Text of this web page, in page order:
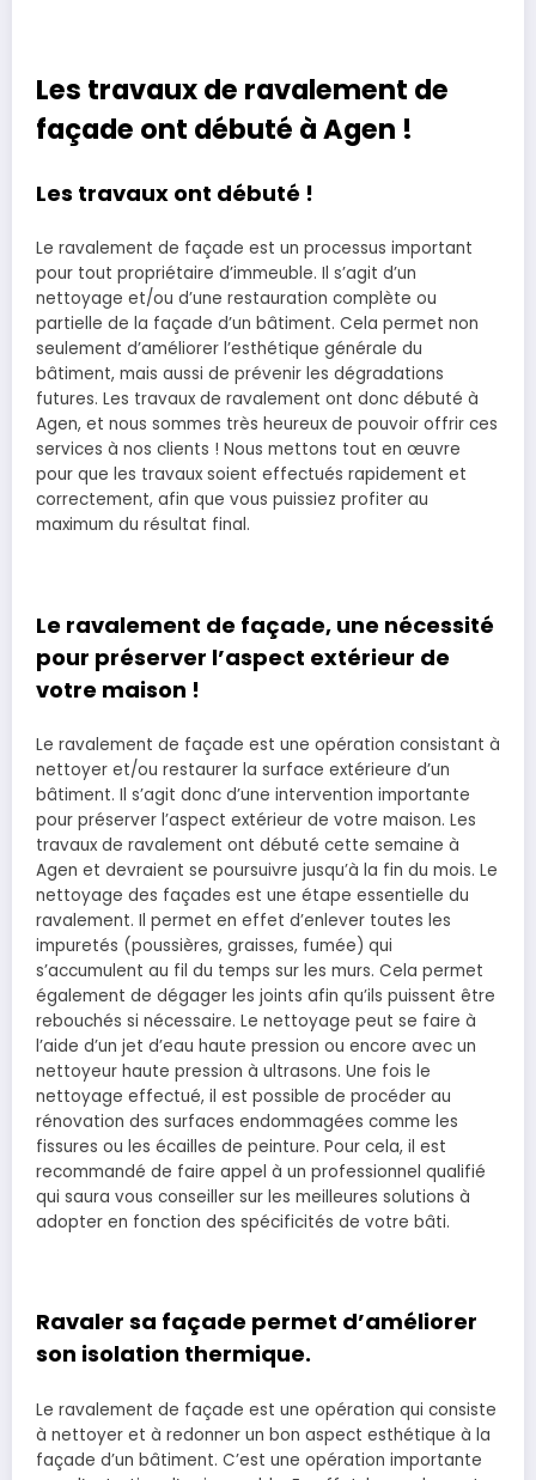
Les travaux de ravalement de
façade ont débuté à Agen !
Les travaux ont débuté !
Le ravalement de façade est un processus important
pour tout propriétaire d’immeuble. Il s’agit d’un
nettoyage et/ou d’une restauration complète ou
partielle de la façade d’un bâtiment. Cela permet non
seulement d’améliorer l’esthétique générale du
bâtiment, mais aussi de prévenir les dégradations
futures. Les travaux de ravalement ont donc débuté à
Agen, et nous sommes très heureux de pouvoir offrir ces
services à nos clients ! Nous mettons tout en œuvre
pour que les travaux soient effectués rapidement et
correctement, afin que vous puissiez profiter au
maximum du résultat final.
Le ravalement de façade, une nécessité
pour préserver l’aspect extérieur de
votre maison !
Le ravalement de façade est une opération consistant à
nettoyer et/ou restaurer la surface extérieure d’un
bâtiment. Il s’agit donc d’une intervention importante
pour préserver l’aspect extérieur de votre maison. Les
travaux de ravalement ont débuté cette semaine à
Agen et devraient se poursuivre jusqu’à la fin du mois. Le
nettoyage des façades est une étape essentielle du
ravalement. Il permet en effet d’enlever toutes les
impuretés (poussières, graisses, fumée) qui
s’accumulent au fil du temps sur les murs. Cela permet
également de dégager les joints afin qu’ils puissent être
rebouchés si nécessaire. Le nettoyage peut se faire à
l’aide d’un jet d’eau haute pression ou encore avec un
nettoyeur haute pression à ultrasons. Une fois le
nettoyage effectué, il est possible de procéder au
rénovation des surfaces endommagées comme les
fissures ou les écailles de peinture. Pour cela, il est
recommandé de faire appel à un professionnel qualifié
qui saura vous conseiller sur les meilleures solutions à
adopter en fonction des spécificités de votre bâti.
Ravaler sa façade permet d’améliorer
son isolation thermique.
Le ravalement de façade est une opération qui consiste
à nettoyer et à redonner un bon aspect esthétique à la
façade d’un bâtiment. C’est une opération importante